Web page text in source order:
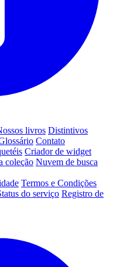
livros Distintivos
Contato
Criador de widget
coleção Nuvem de busca
Termos e Condições
do serviço Registro de